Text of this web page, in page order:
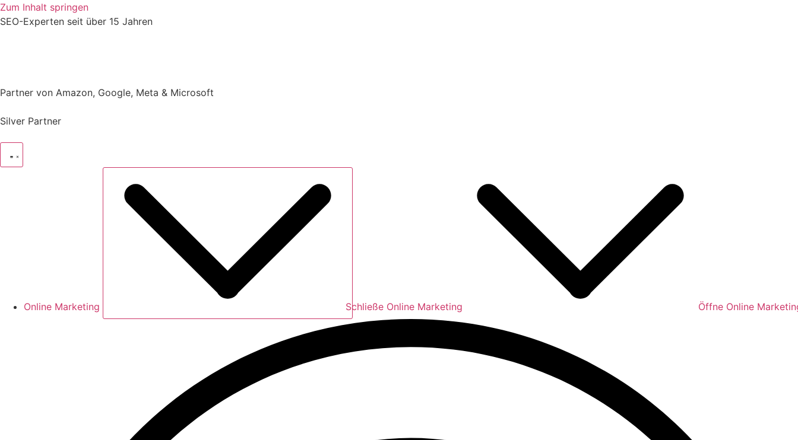
Zum Inhalt springen
SEO-Experten seit über 15 Jahren
Partner von Amazon, Google, Meta & Microsoft
Silver Partner
Online Marketing Schließe Online Marketing Öffne Online